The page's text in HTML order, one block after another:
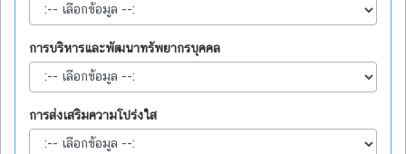
การบริหารและพัฒนาทรัพยากรบุคคล
การส่งเสริมความโปร่งใส